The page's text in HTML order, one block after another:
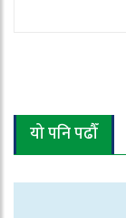
यो पनि पढौँ